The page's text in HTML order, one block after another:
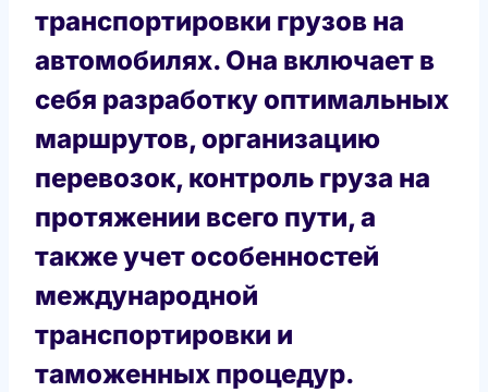
транспортировки грузов на
автомобилях. Она включает в
себя разработку оптимальных
маршрутов, организацию
перевозок, контроль груза на
протяжении всего пути, а
также учет особенностей
международной
транспортировки и
таможенных процедур.